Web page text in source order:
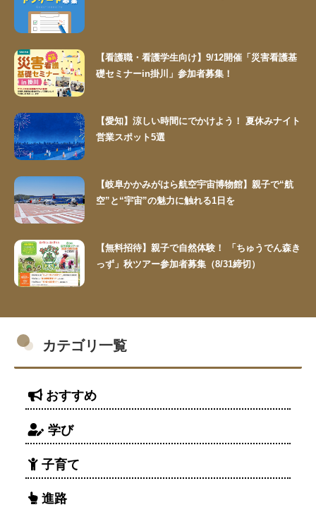
【看護職・看護学生向け】9/12開催「災害看護基
礎セミナーin掛川」参加者募集！
【愛知】涼しい時間にでかけよう！ 夏休みナイト
営業スポット5選
【岐阜かかみがはら航空宇宙博物館】親子で“航
空”と“宇宙”の魅力に触れる1日を
【無料招待】親子で自然体験！ 「ちゅうでん森き
っず」秋ツアー参加者募集（8/31締切）
カテゴリ一覧
おすすめ
学び
子育て
進路